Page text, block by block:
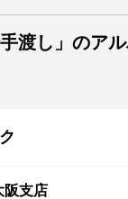
渡し」のア
阪支店